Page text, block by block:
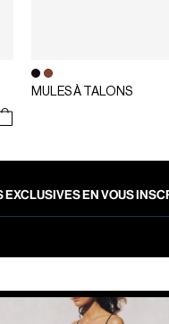
de
MULES À TALONS
EN VOUS